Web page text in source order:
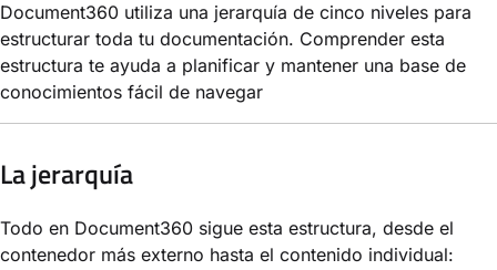
Document360 utiliza una jerarquía de cinco niveles para
estructurar toda tu documentación. Comprender esta
estructura te ayuda a planificar y mantener una base de
conocimientos fácil de navegar
La jerarquía
Todo en Document360 sigue esta estructura, desde el
contenedor más externo hasta el contenido individual: